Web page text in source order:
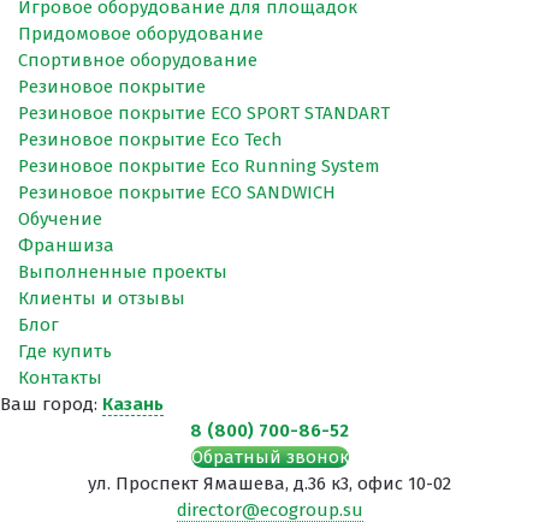
Игровое оборудование для площадок
Придомовое оборудование
Спортивное оборудование
Резиновое покрытие
Резиновое покрытие ECO SPORT STANDART
Резиновое покрытие Eco Tech
Резиновое покрытие Eco Running System
Резиновое покрытие ECO SANDWICH
Обучение
Франшиза
Выполненные проекты
Клиенты и отзывы
Блог
Где купить
Контакты
Ваш город: Казань
8 (800) 700-86-52
Обратный звонок
ул. Проспект Ямашева, д.36 к3, офис 10-02
director@ecogroup.su